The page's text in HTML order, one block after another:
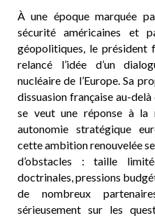
À une époque marquée
sécurité américaines et
géopolitiques, le président
relancé l’idée d’un
nucléaire de l’Europe. Sa
dissuasion française au-
se veut une réponse à la
autonomie stratégique
cette ambition renouvelée
d’obstacles : taille
doctrinales, pressions
de nombreux
sérieusement sur les